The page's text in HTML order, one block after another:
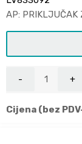
AP: PRIKLJUČAK
Cijena (bez